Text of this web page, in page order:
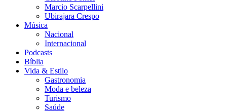
Marcio Scarpellini
Ubirajara Crespo
Música
Nacional
Internacional
Podcasts
Bíblia
Vida & Estilo
Gastronomia
Moda e beleza
Turismo
Saúde